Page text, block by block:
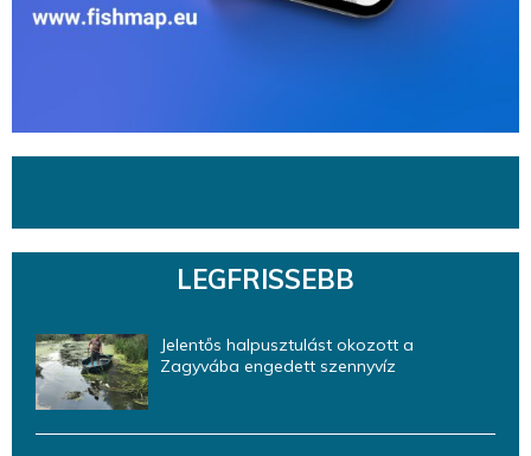
LEGFRISSEBB
Jelentős halpusztulást okozott a
Zagyvába engedett szennyvíz